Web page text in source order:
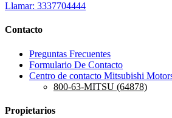
Llamar: 3337704444
Contacto
Preguntas Frecuentes
Formulario De Contacto
Centro de contacto Mitsubishi
800-63-MITSU (64878)
Propietarios